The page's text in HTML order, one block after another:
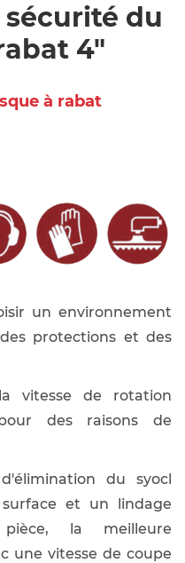
sécurité du
4"
à rabat
un environnement
protections et des
vitesse de rotation
des raisons de
du syocl
et un lindage
la meilleure
une vitesse de coupe